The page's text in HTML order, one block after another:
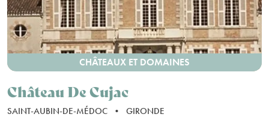
CHÂTEAUX ET DOMAINES
Château De Cujac
SAINT-AUBIN-DE-MÉDOC • GIRONDE